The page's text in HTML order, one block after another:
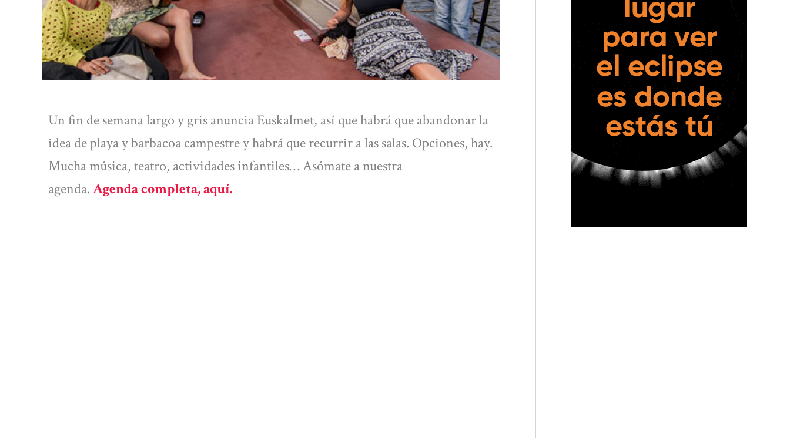
Un fin de semana largo y gris anuncia Euskalmet, así que habrá que abandonar la
idea de playa y barbacoa campestre y habrá que recurrir a las salas. Opciones, hay.
Mucha música, teatro, actividades infantiles… Asómate a nuestra
agenda.Agenda completa, aquí.